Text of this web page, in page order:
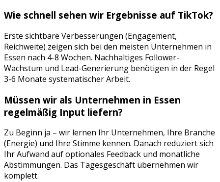
Wie schnell sehen wir Ergebnisse auf TikTok?
Erste sichtbare Verbesserungen (Engagement,
Reichweite) zeigen sich bei den meisten Unternehmen in
Essen nach 4-8 Wochen. Nachhaltiges Follower-
Wachstum und Lead-Generierung benötigen in der Regel
3-6 Monate systematischer Arbeit.
Müssen wir als Unternehmen in Essen
regelmäßig Input liefern?
Zu Beginn ja – wir lernen Ihr Unternehmen, Ihre Branche
(Energie) und Ihre Stimme kennen. Danach reduziert sich
Ihr Aufwand auf optionales Feedback und monatliche
Abstimmungen. Das Tagesgeschäft übernehmen wir
komplett.